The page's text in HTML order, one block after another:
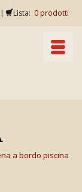
| Lista: 0prodotti
a bordo piscina